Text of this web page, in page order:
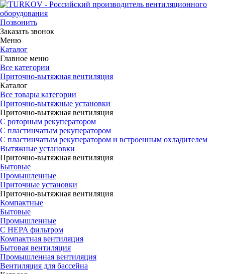
Позвонить
Заказать звонок
Меню
Каталог
Главное меню
Все категории
Приточно-вытяжная вентиляция
Каталог
Все товары категории
Приточно-вытяжные установки
Приточно-вытяжная вентиляция
С роторным рекуператором
С пластинчатым рекуператором
С пластинчатым рекуператором и встроенным охладителем
Вытяжные установки
Приточно-вытяжная вентиляция
Бытовые
Промышленные
Приточные установки
Приточно-вытяжная вентиляция
Компактные
Бытовые
Промышленные
С HEPA фильтром
Компактная вентиляция
Бытовая вентиляция
Промышленная вентиляция
Вентиляция для бассейна